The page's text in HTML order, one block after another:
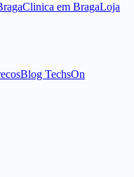
Clinica em BragaLoja
Blog TechsOn